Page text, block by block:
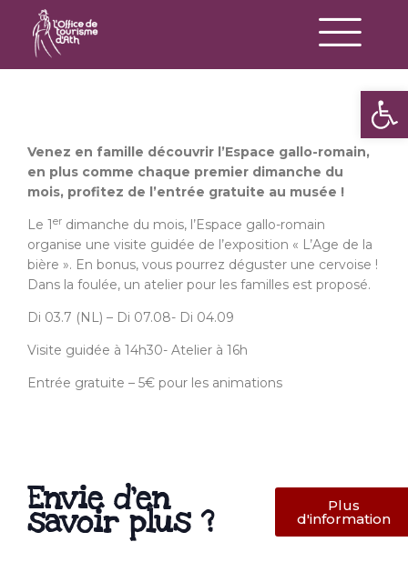
Venez en famille découvrir l’Espace gallo-romain,
en plus comme chaque premier dimanche du
mois, profitez de l’entrée gratuite au musée !
Le 1er dimanche du mois, l’Espace gallo-romain
organise une visite guidée de l’exposition « L’Age de la
bière ». En bonus, vous pourrez déguster une cervoise !
Dans la foulée, un atelier pour les familles est proposé.
Di 03.7 (NL) – Di 07.08- Di 04.09
Visite guidée à 14h30- Atelier à 16h
Entrée gratuite – 5€ pour les animations
Envie d’en
savoir plus ? Plus
d'information